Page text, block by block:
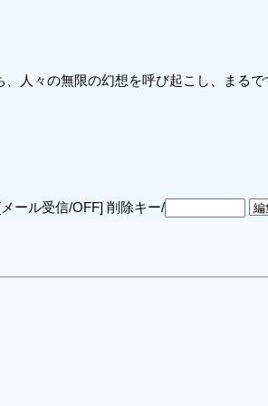
人々の無限の幻想を呼び起こし、まるで
ール受信/OFF] 削除キー/